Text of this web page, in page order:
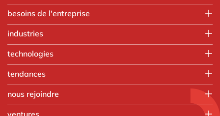
besoins de l'entreprise
Finance
Opérations
Ressources humaines
Ventes & marketing
tous nos services
industries
Agroalimentaire
Automobile
Chimie
Commerce de gros
Fabrication discrète
Ingénierie
technologies
Intégration SAP
Aprimo
Digizuite
tendances
Nos formations
Applications intelligentes
nous rejoindre